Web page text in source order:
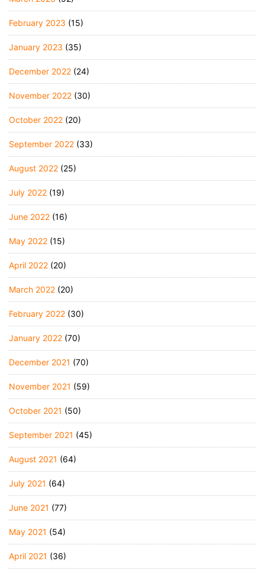
February 2023 (15)
January 2023 (35)
December 2022 (24)
November 2022 (30)
October 2022 (20)
September 2022 (33)
August 2022 (25)
July 2022 (19)
June 2022 (16)
May 2022 (15)
April 2022 (20)
March 2022 (20)
February 2022 (30)
January 2022 (70)
December 2021 (70)
November 2021 (59)
October 2021 (50)
September 2021 (45)
August 2021 (64)
July 2021 (64)
June 2021 (77)
May 2021 (54)
April 2021 (36)